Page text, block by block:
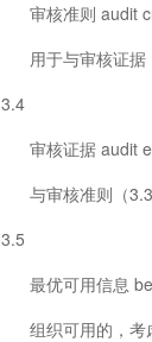
审核准则 audit
用于与审核证据
3.4
审核证据 audit
与审核准则（3.3
3.5
最优可用信息
组织可用的，考